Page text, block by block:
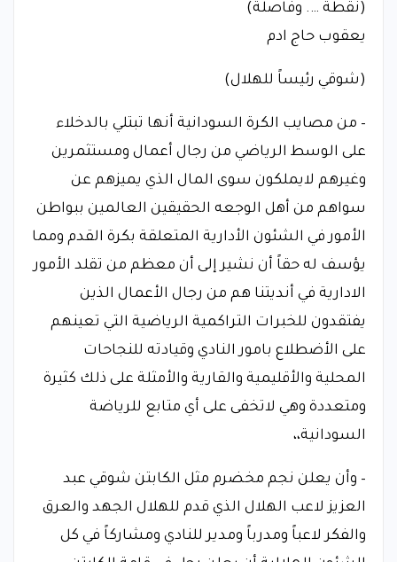
(نقطة …. وفاصلة)
يعقوب حاج ادم
(شوقي رئيساً للهلال)
– من مصايب الكرة السودانية أنها تبتلي بالدخلاء
على الوسط الرياضي من رجال أعمال ومستثمرين
وغيرهم لايملكون سوى المال الذي يميزهم عن
سواهم من أهل الوجعه الحقيقين العالمين ببواطن
الأمور في الشئون الأدارية المتعلقة بكرة القدم ومما
يؤسف له حقاً أن نشير إلى أن معظم من تقلد الأمور
الادارية في أنديتنا هم من رجال الأعمال الذين
يفتقدون للخبرات التراكمية الرياضية التي تعينهم
على الأضطلاع بامور النادي وقيادته للنجاحات
المحلية والأقليمية والقارية والأمثلة على ذلك كثيرة
ومتعددة وهي لاتخفى على أي متابع للرياضة
السودانية،،
– وأن يعلن نجم مخضرم مثل الكابتن شوقي عبد
العزيز لاعب الهلال الذي قدم للهلال الجهد والعرق
والفكر لاعباً ومدرباً ومدير للنادي ومشاركاً في كل